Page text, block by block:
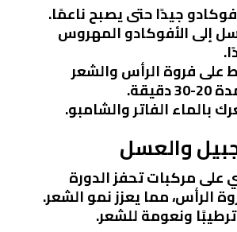
جيدًا حتى يصبح ناعمًا.
إلى الأفوكادو المهروس
على فروة الرأس والشعر
بالماء الفاتر والشامبو.
والعسل
على مركبات تحفز الدورة
الرأس، مما يعزز نمو الشعر.
ونعومة للشعر.